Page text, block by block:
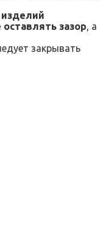
зазор, а
закрывать